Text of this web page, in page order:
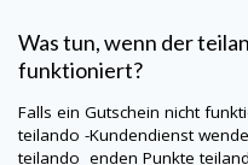
Was tun, wenn der
funktioniert?
Falls ein Gutschein nicht
teilando -Kundendienst
teilando enden Punkte